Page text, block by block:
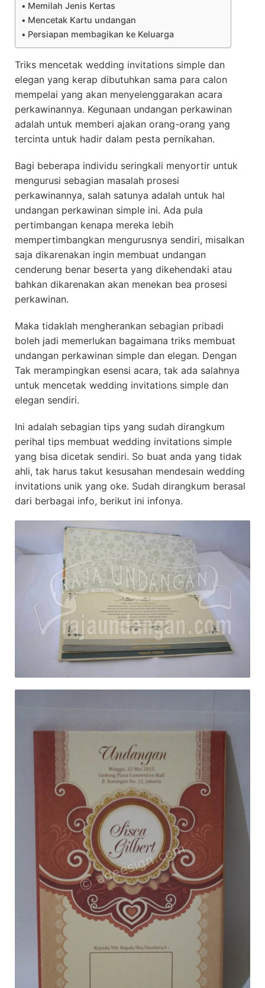
Memilah Jenis Kertas
Mencetak Kartu undangan
Persiapan membagikan ke Keluarga
Triks mencetak wedding invitations simple dan
elegan yang kerap dibutuhkan sama para calon
mempelai yang akan menyelenggarakan acara
perkawinannya. Kegunaan undangan perkawinan
adalah untuk memberi ajakan orang-orang yang
tercinta untuk hadir dalam pesta pernikahan.
Bagi beberapa individu seringkali menyortir untuk
mengurusi sebagian masalah prosesi
perkawinannya, salah satunya adalah untuk hal
undangan perkawinan simple ini. Ada pula
pertimbangan kenapa mereka lebih
mempertimbangkan mengurusnya sendiri, misalkan
saja dikarenakan ingin membuat undangan
cenderung benar beserta yang dikehendaki atau
bahkan dikarenakan akan menekan bea prosesi
perkawinan.
Maka tidaklah mengherankan sebagian pribadi
boleh jadi memerlukan bagaimana triks membuat
undangan perkawinan simple dan elegan. Dengan
Tak merampingkan esensi acara, tak ada salahnya
untuk mencetak wedding invitations simple dan
elegan sendiri.
Ini adalah sebagian tips yang sudah dirangkum
perihal tips membuat wedding invitations simple
yang bisa dicetak sendiri. So buat anda yang tidak
ahli, tak harus takut kesusahan mendesain wedding
invitations unik yang oke. Sudah dirangkum berasal
dari berbagai info, berikut ini infonya.